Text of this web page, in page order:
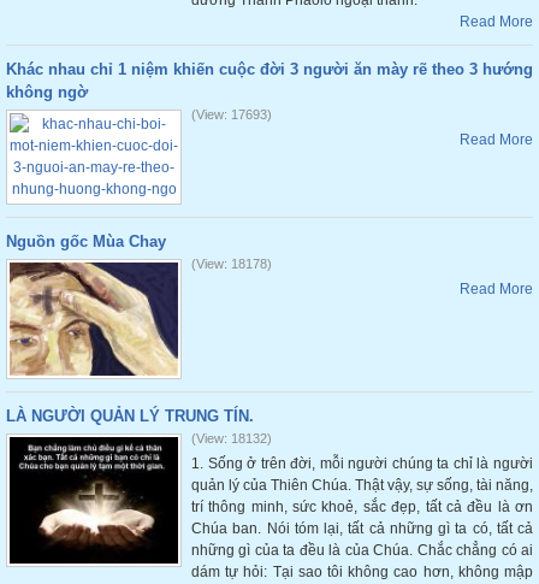
Read More
Khác nhau chỉ 1 niệm khiến cuộc đời 3 người ăn mày rẽ theo 3 hướng
không ngờ
(View: 17693)
Read More
Nguồn gốc Mùa Chay
(View: 18178)
Read More
LÀ NGƯỜI QUẢN LÝ TRUNG TÍN.
(View: 18132)
1. Sống ở trên đời, mỗi người chúng ta chỉ là người
quản lý của Thiên Chúa. Thật vậy, sự sống, tài năng,
trí thông minh, sức khoẻ, sắc đẹp, tất cả đều là ơn
Chúa ban. Nói tóm lại, tất cả những gì ta có, tất cả
những gì của ta đều là của Chúa. Chắc chẳng có ai
dám tự hỏi: Tại sao tôi không cao hơn, không mập